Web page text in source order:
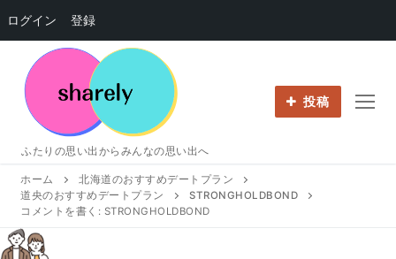
ログイン 登録
ッ
プ
ふたりの思い出からみんなの思い出へ
投稿
ホーム
北海道のおすすめデートプラン
道央のおすすめデートプラン
STRONGHOLDBOND
コメントを書く: STRONGHOLDBOND